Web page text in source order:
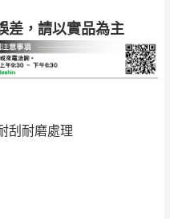
差，請以實品為主
刮耐磨處理
：
收運費
基隆山區
：
收運費
霄山區、西湖、泰
您通知，讓你不用整
的寶貴時間。
不易，故暫無法配送
發票，發票將於商品
將順延寄送。